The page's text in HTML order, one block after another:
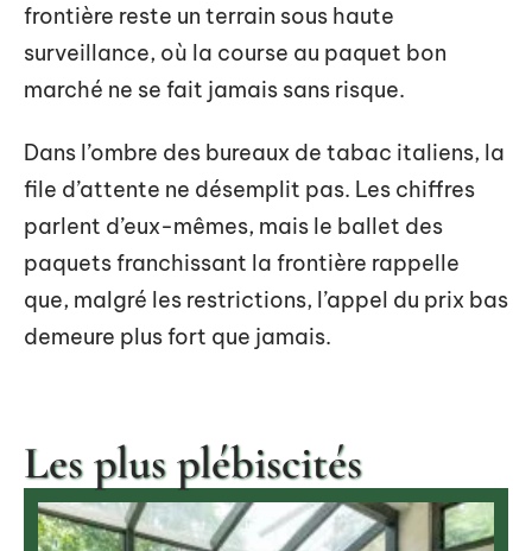
frontière reste un terrain sous haute
surveillance, où la course au paquet bon
marché ne se fait jamais sans risque.
Dans l’ombre des bureaux de tabac italiens, la
file d’attente ne désemplit pas. Les chiffres
parlent d’eux-mêmes, mais le ballet des
paquets franchissant la frontière rappelle
que, malgré les restrictions, l’appel du prix bas
demeure plus fort que jamais.
Les plus plébiscités